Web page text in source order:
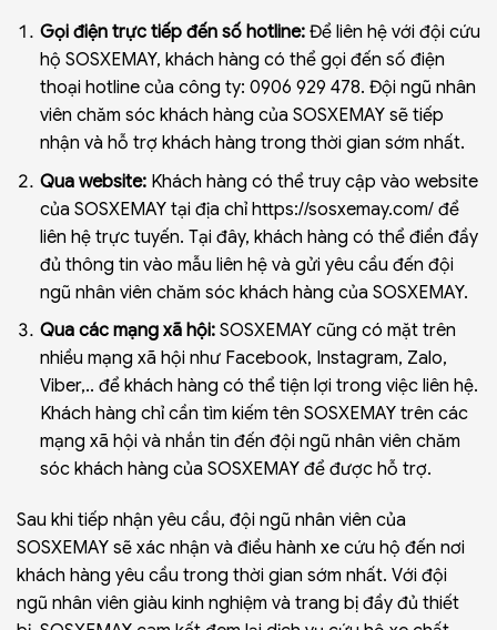
Gọi điện trực tiếp đến số hotline:Để liên hệ với đội cứu
hộ SOSXEMAY, khách hàng có thể gọi đến số điện
thoại hotline của công ty: 0906 929 478. Đội ngũ nhân
viên chăm sóc khách hàng của SOSXEMAY sẽ tiếp
nhận và hỗ trợ khách hàng trong thời gian sớm nhất.
Qua website:Khách hàng có thể truy cập vào website
của SOSXEMAY tại địa chỉ https://sosxemay.com/để
liên hệ trực tuyến. Tại đây, khách hàng có thể điền đầy
đủ thông tin vào mẫu liên hệ và gửi yêu cầu đến đội
ngũ nhân viên chăm sóc khách hàng của SOSXEMAY.
Qua các mạng xã hội:SOSXEMAY cũng có mặt trên
nhiều mạng xã hội như Facebook, Instagram, Zalo,
Viber,.. để khách hàng có thể tiện lợi trong việc liên hệ.
Khách hàng chỉ cần tìm kiếm tên SOSXEMAY trên các
mạng xã hội và nhắn tin đến đội ngũ nhân viên chăm
sóc khách hàng của SOSXEMAY để được hỗ trợ.
Sau khi tiếp nhận yêu cầu, đội ngũ nhân viên của
SOSXEMAY sẽ xác nhận và điều hành xe cứu hộ đến nơi
khách hàng yêu cầu trong thời gian sớm nhất. Với đội
ngũ nhân viên giàu kinh nghiệm và trang bị đầy đủ thiết